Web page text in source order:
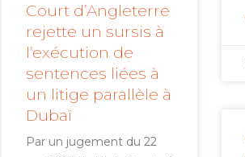
Court d’Angleterre
rejette un sursis à
l’exécution de
sentences liées à
un litige parallèle à
Dubaï
Par un jugement du 22